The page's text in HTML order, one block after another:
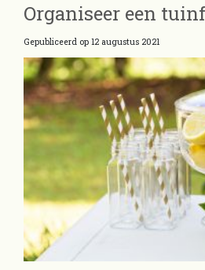
Organiseer een
Gepubliceerd op 12 augustus 2021